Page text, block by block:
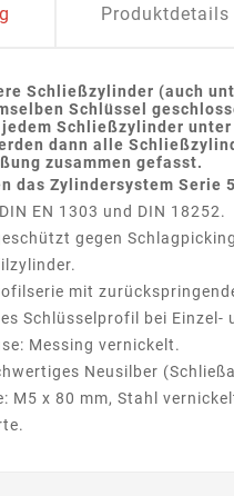
Produktdetails
Schließzylinder (auch
Schlüssel
Schließzylinder
dann alle
zusammen gefasst.
das Zylindersystem Serie
EN 1303 und DIN 18252.
gegen
mit
Schlüsselprofil bei Einzel-
Messing vernickelt.
Neusilber
M5 x 80 mm, Stahl